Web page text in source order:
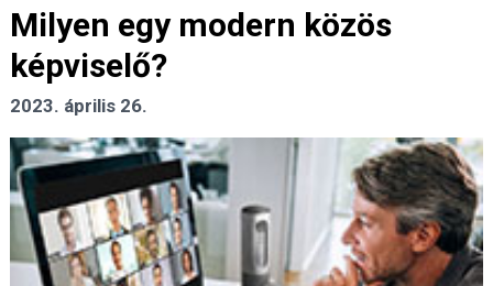
Milyen egy modern közös
képviselő?
2023. április 26.